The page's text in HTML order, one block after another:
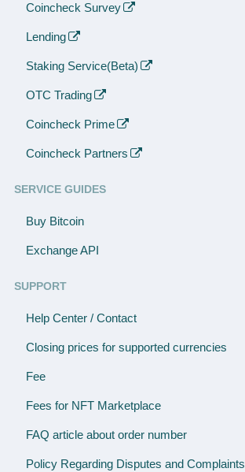
Coincheck Survey
Lending
Staking Service(Beta)
OTC Trading
Coincheck Prime
Coincheck Partners
SERVICE GUIDES
Buy Bitcoin
Exchange API
SUPPORT
Help Center / Contact
Closing prices for supported currencies
Fee
Fees for NFT Marketplace
FAQ article about order number
Policy Regarding Disputes and Complaints